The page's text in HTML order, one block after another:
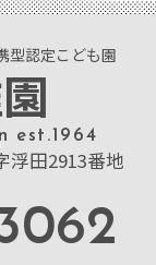
型認定こども園
est.1964
浮田2913番地